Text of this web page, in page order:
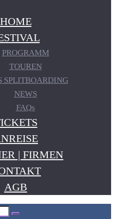
HOME
PROGRAMM
TOUREN
SPLITBOARDING
NEWS
FAQs
| FIRMEN
AGB
Search